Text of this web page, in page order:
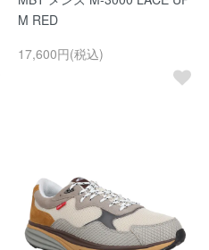
M RED
17,600円(税込)